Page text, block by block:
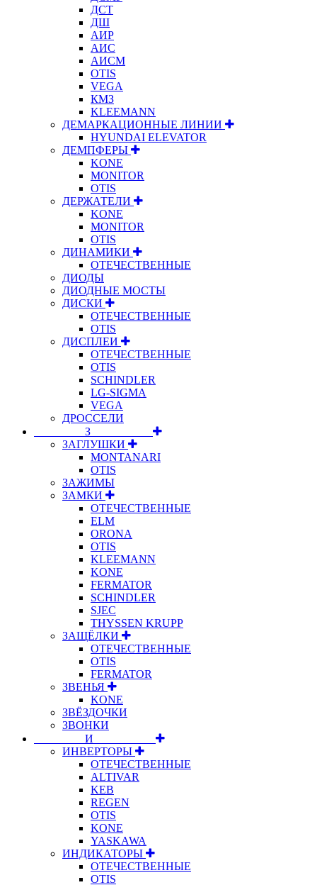
ДСТ
ДШ
АИР
АИС
АИСМ
OTIS
VEGA
КМЗ
KLEEMANN
ДЕМАРКАЦИОННЫЕ ЛИНИИ
HYUNDAI ELEVATOR
ДЕМПФЕРЫ
KONE
MONITOR
OTIS
ДЕРЖАТЕЛИ
KONE
MONITOR
OTIS
ДИНАМИКИ
ОТЕЧЕСТВЕННЫЕ
ДИОДЫ
ДИОДНЫЕ МОСТЫ
ДИСКИ
ОТЕЧЕСТВЕННЫЕ
OTIS
ДИСПЛЕИ
ОТЕЧЕСТВЕННЫЕ
OTIS
SCHINDLER
LG-SIGMA
VEGA
ДРОССЕЛИ
⠀⠀⠀⠀⠀⠀З⠀⠀⠀⠀⠀⠀⠀
ЗАГЛУШКИ
MONTANARI
OTIS
ЗАЖИМЫ
ЗАМКИ
ОТЕЧЕСТВЕННЫЕ
ELM
ORONA
OTIS
KLEEMANN
KONE
FERMATOR
SCHINDLER
SJEC
THYSSEN KRUPP
ЗАЩЁЛКИ
ОТЕЧЕСТВЕННЫЕ
OTIS
FERMATOR
ЗВЕНЬЯ
KONE
ЗВЁЗДОЧКИ
ЗВОНКИ
⠀⠀⠀⠀⠀⠀И⠀⠀⠀⠀⠀⠀⠀
ИНВЕРТОРЫ
ОТЕЧЕСТВЕННЫЕ
ALTIVAR
KEB
REGEN
OTIS
KONE
YASKAWA
ИНДИКАТОРЫ
ОТЕЧЕСТВЕННЫЕ
OTIS